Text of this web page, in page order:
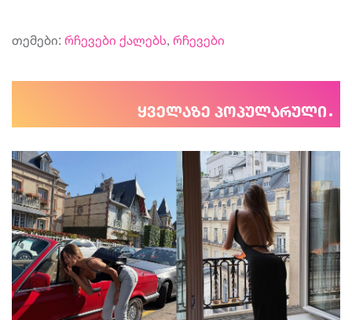
თემები: რჩევები ქალებს, რჩევები
ყველაზე პოპულარული